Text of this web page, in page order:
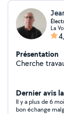
La
Présentation
Cherche
Dernier avis
Il y a plus de 6
bon échange